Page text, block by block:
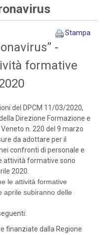
Stampa
-
formative
del DPCM 11/03/2020,
Direzione Formazione e
n. 220 del 9 marzo
da adottare per il
confronti di personale e
attività formative sono
2020.
le attività formative
aprile subiranno delle
finanziate dalla Regione